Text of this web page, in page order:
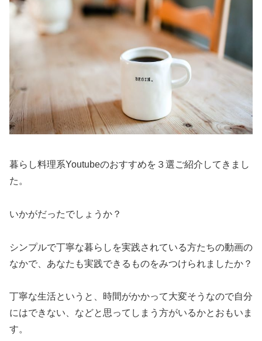
暮らし料理系Youtubeのおすすめを３選ご紹介してきまし
た。
いかがだったでしょうか？
シンプルで丁寧な暮らしを実践されている方たちの動画の
なかで、あなたも実践できるものをみつけられましたか？
丁寧な生活というと、時間がかかって大変そうなので自分
にはできない、などと思ってしまう方がいるかとおもいま
す。